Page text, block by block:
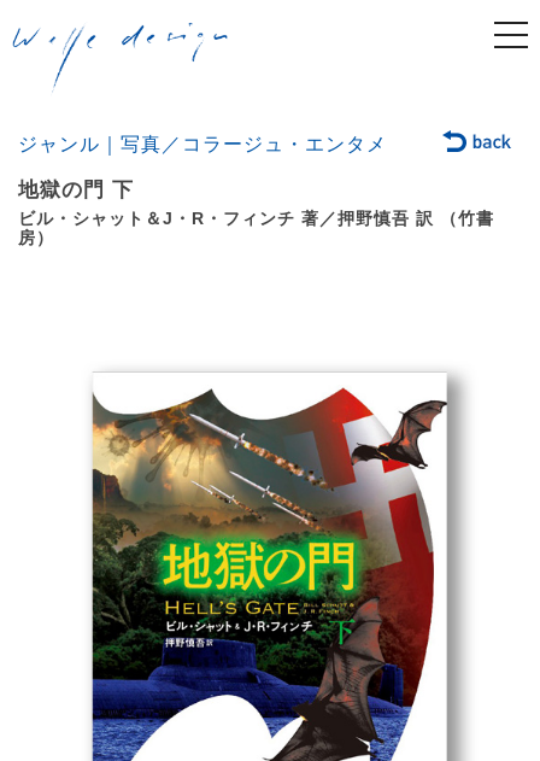
ジャンル｜写真／コラージュ・エンタメ
地獄の門 下
ビル・シャット＆J・R・フィンチ 著／押野慎吾 訳 （竹書
房）